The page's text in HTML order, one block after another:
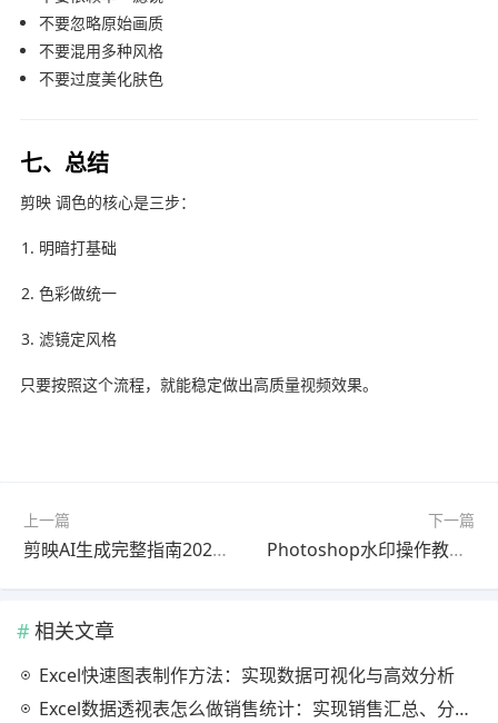
不要忽略原始画质
不要混用多种风格
不要过度美化肤色
七、总结
剪映调色的核心是三步：
明暗打基础
色彩做统一
滤镜定风格
只要按照这个流程，就能稳定做出高质量视频效果。
上一篇
剪映AI生成完整指南2025最新版零基础入门
下一篇
Photoshop水印操作教程官方最新版零基础入门
相关文章
Excel快速图表制作方法：实现数据可视化与高效分析
Excel数据透视表怎么做销售统计：实现销售汇总、分析与动态监控